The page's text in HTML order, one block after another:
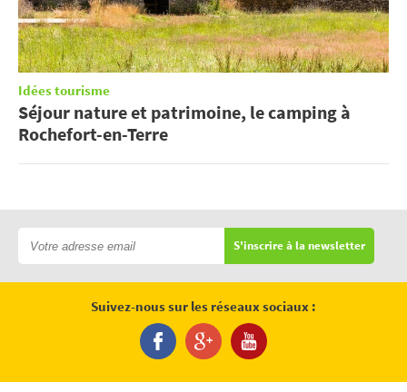
Idées tourisme
Séjour nature et patrimoine, le camping à
Rochefort-en-Terre
S'inscrire à la newsletter
Suivez-nous sur les réseaux sociaux :